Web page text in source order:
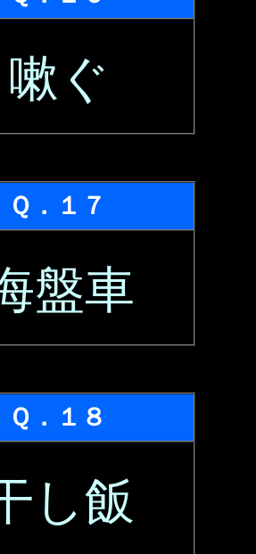
嗽ぐ
Ｑ．１７
盤車
Ｑ．１８
し飯